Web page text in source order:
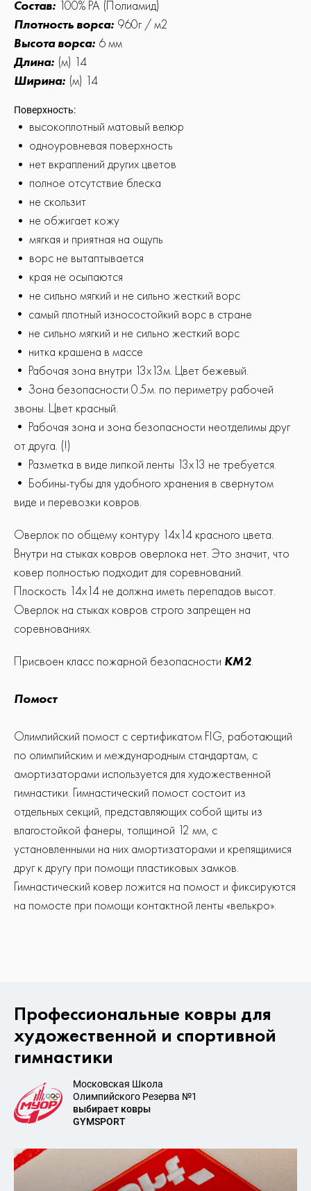
Состав: 100% PA (Полиамид)
Плотность ворса: 960г / м2
Высота ворса: 6 мм
Длина: (м) 14
Ширина: (м) 14
Поверхность:
• высокоплотный матовый велюр
• одноуровневая поверхность
• нет вкраплений других цветов
• полное отсутствие блеска
• не скользит
• не обжигает кожу
• мягкая и приятная на ощупь
• ворс не вытаптывается
• края не осыпаются
• не сильно мягкий и не сильно жесткий ворс
• самый плотный износостойкий ворс в стране
• не сильно мягкий и не сильно жесткий ворс
• нитка крашена в массе
• Рабочая зона внутри 13х13м. Цвет бежевый.
• Зона безопасности 0.5м. по периметру рабочей
звоны. Цвет красный.
• Рабочая зона и зона безопасности неотделимы друг
от друга. (!)
• Разметка в виде липкой ленты 13х13 не требуется.
• Бобины-тубы для удобного хранения в свернутом
виде и перевозки ковров.
Оверлок по общему контуру 14х14 красного цвета.
Внутри на стыках ковров оверлока нет. Это значит, что
ковер полностью подходит для соревнований.
Плоскость 14х14 не должна иметь перепадов высот.
Оверлок на стыках ковров строго запрещен на
соревнованиях.
Присвоен класс пожарной безопасности КМ2.
Помост
Олимпийский помост с сертификатом FIG, работающий
по олимпийским и международным стандартам, с
амортизаторами используется для художественной
гимнастики. Гимнастический помост состоит из
отдельных секций, представляющих собой щиты из
влагостойкой фанеры, толщиной 12 мм, с
установленными на них амортизаторами и крепящимися
друг к другу при помощи пластиковых замков.
Гимнастический ковер ложится на помост и фиксируются
на помосте при помощи контактной ленты «велькро».
Профессиональные ковры для
художественной и спортивной
гимнастики
Московская Школа
Олимпийского Резерва №1
выбирает ковры
GYMSPORT